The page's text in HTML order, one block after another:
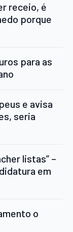
receio, é
porque
para as
e avisa
seria
listas” –
em
o